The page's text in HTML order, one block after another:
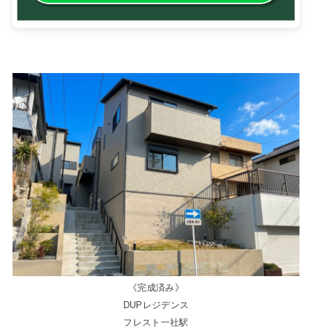
《完成済み》
DUPレジデンス
フレスト一社駅